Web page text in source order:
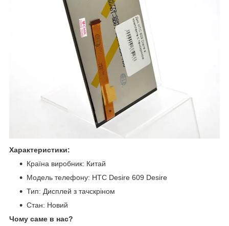
Характеристики:
Країна виробник: Китай
Модель телефону: HTC Desire 609 Desire
Тип: Дисплей з тачскріном
Стан: Новий
Чому саме в нас?